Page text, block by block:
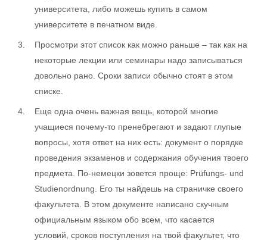
университета, либо можешь купить в самом
университете в печатном виде.
Просмотри этот список как можно раньше – так как на
некоторые лекции или семинары надо записываться
довольно рано. Сроки записи обычно стоят в этом
списке.
Еще одна очень важная вещь, которой многие
учащиеся почему-то пренебрегают и задают глупые
вопросы, хотя ответ на них есть: документ о порядке
проведения экзаменов и содержания обучения твоего
предмета. По-немецки зовется проще: Prüfungs- und
Studienordnung. Его ты найдешь на страничке своего
факультета. В этом документе написано скучным
официальным языком обо всем, что касается
условий, сроков поступления на твой факультет, что